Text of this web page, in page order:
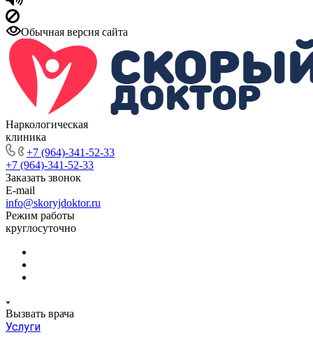
Обычная версия сайта
Наркологическая
клиника
+7 (964)-341-52-33
+7 (964)-341-52-33
Заказать звонок
E-mail
info@skoryjdoktor.ru
Режим работы
круглосуточно
Вызвать врача
Услуги